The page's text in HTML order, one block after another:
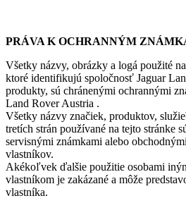
PRÁVA K OCHRANNÝM
Všetky názvy, obrázky a logá použité
ktoré identifikujú spoločnosť Jaguar
produkty, sú chránenými ochrannými
Land Rover Austria .
Všetky názvy značiek, produktov,
tretích strán používané na tejto stránke
servisnými známkami alebo
vlastníkov.
Akékoľvek ďalšie použitie osobami
vlastníkom je zakázané a môže
vlastníka.